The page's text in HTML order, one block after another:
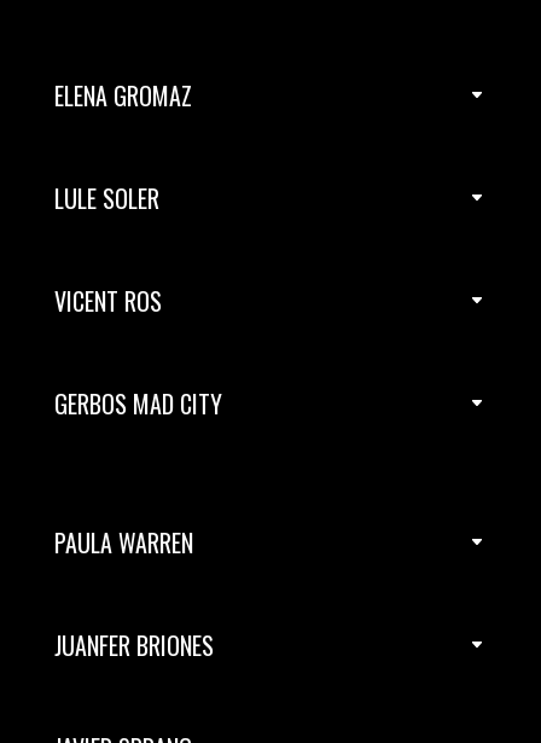
ELENA GROMAZ
LULE SOLER
VICENT ROS
GERBOS MAD CITY
PAULA WARREN
JUANFER BRIONES